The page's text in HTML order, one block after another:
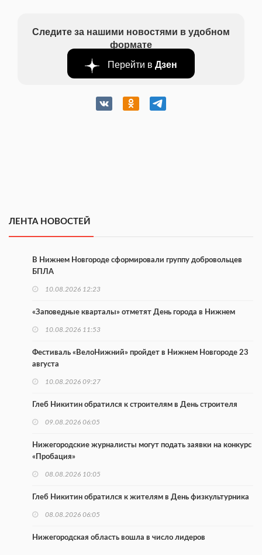
Следите за нашими новостями в удобном
формате
Перейти в Дзен
ЛЕНТА НОВОСТЕЙ
В Нижнем Новгороде сформировали группу добровольцев
БПЛА
10.08.2026 12:23
«Заповедные кварталы» отметят День города в Нижнем
10.08.2026 11:53
Фестиваль «ВелоНижний» пройдет в Нижнем Новгороде 23
августа
10.08.2026 09:27
Глеб Никитин обратился к строителям в День строителя
09.08.2026 06:05
Нижегородские журналисты могут подать заявки на конкурс
«Пробация»
08.08.2026 10:05
Глеб Никитин обратился к жителям в День физкультурника
08.08.2026 06:05
Нижегородская область вошла в число лидеров